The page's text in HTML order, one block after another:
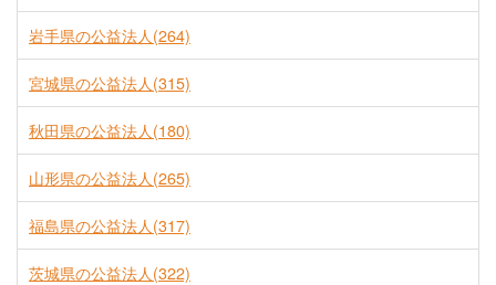
岩手県の公益法人(264)
宮城県の公益法人(315)
秋田県の公益法人(180)
山形県の公益法人(265)
福島県の公益法人(317)
茨城県の公益法人(322)